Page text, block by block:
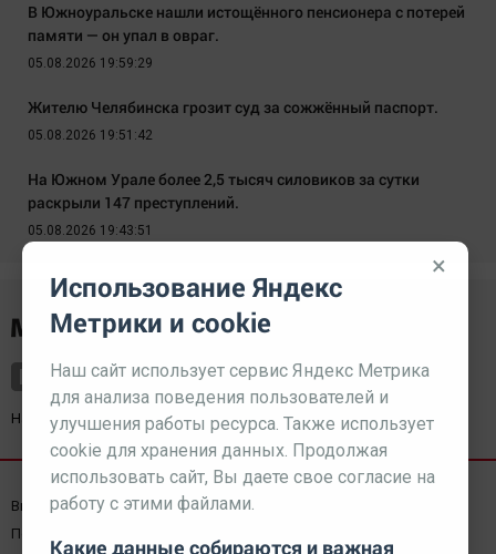
В Южноуральске нашли истощённого пенсионера с потерей
памяти — он упал в овраг.
05.08.2026 19:59:29
Жителю Челябинска грозит суд за сожжённый паспорт.
05.08.2026 19:51:42
На Южном Урале более 2,5 тысяч силовиков за сутки
раскрыли 147 преступлений.
05.08.2026 19:43:51
Наш партнерkurorty-sochi.ru
Выходные данные СМИ Реклама
Пользовательское соглашение
×
Использование Яндекс
Метрики и cookie
Наш сайт использует сервис Яндекс Метрика
для анализа поведения пользователей и
улучшения работы ресурса. Также использует
cookie для хранения данных. Продолжая
использовать сайт, Вы даете свое согласие на
работу с этими файлами.
Какие данные собираются и важная